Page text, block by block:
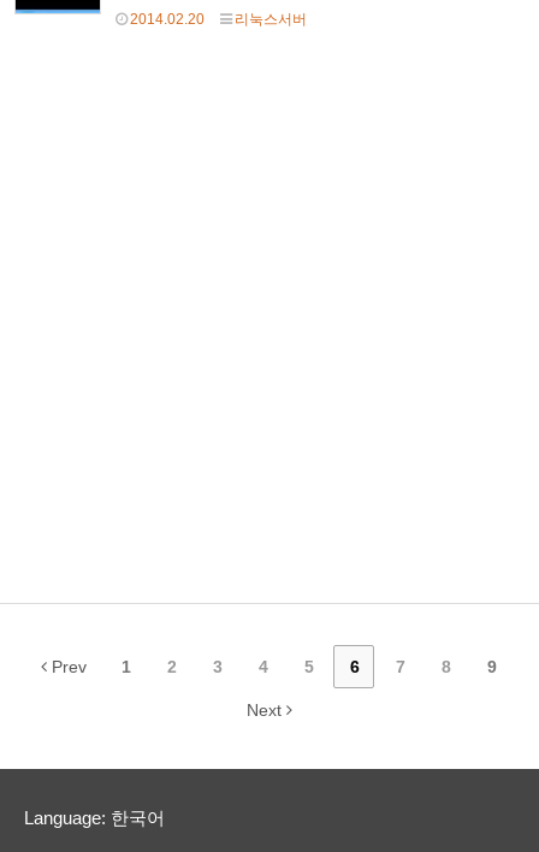
2014.02.20
리눅스서버
Prev 1 2 3 4 5 6 7 8 9
Next
Language: 한국어